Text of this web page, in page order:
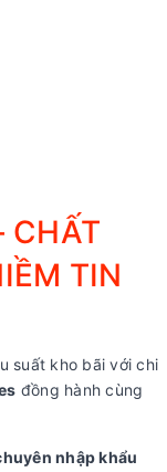
CHẤT
TIN
suất kho bãi với chi
đồng hành cùng
nhập khẩu